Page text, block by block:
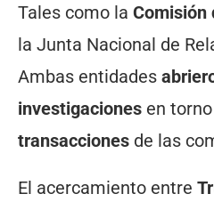
Tales como la Comisión
la Junta Nacional de
Ambas entidades
investigaciones en
transacciones de las
El acercamiento entre